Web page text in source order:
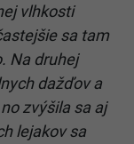
vlhkosti
sa tam
Na druhej
dažďov a
zvýšila sa aj
lejakov sa